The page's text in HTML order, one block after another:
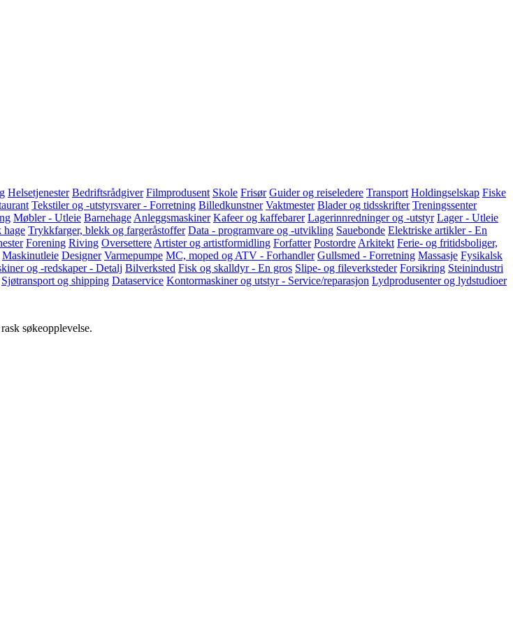
Helsetjenester Bedriftsrådgiver Filmprodusent Skole Frisør Guider og reiseledere Transport Holdingselskap Fiske
Tekstiler og -utstyrsvarer - Forretning Billedkunstner Vaktmester Blader og tidsskrifter Treningssenter
Møbler - Utleie Barnehage Anleggsmaskiner Kafeer og kaffebarer Lagerinnredninger og -utstyr Lager - Utleie
hage Trykkfarger, blekk og fargeråstoffer Data - programvare og -utvikling Sauebonde Elektriske artikler - En
Forening Riving Oversettere Artister og artistformidling Forfatter Postordre Arkitekt Ferie- og fritidsboliger,
Maskinutleie Designer Varmepumpe MC, moped og ATV - Forhandler Gullsmed - Forretning Massasje Fysikalsk
og -redskaper - Detalj Bilverksted Fisk og skalldyr - En gros Slipe- og fileverksteder Forsikring Steinindustri
Sjøtransport og shipping Dataservice Kontormaskiner og utstyr - Service/reparasjon Lydprodusenter og lydstudioer
søkeopplevelse.